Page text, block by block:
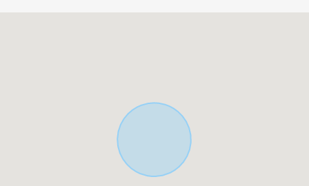
○ momose診所步行26分鐘的約2080m
○ 仙台銀行利府分店步行27分鐘的約2140m
○ 鹽釜長澤郵局步行27分鐘的約2150m